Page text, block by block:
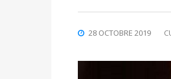
28 OCTOBRE 2019